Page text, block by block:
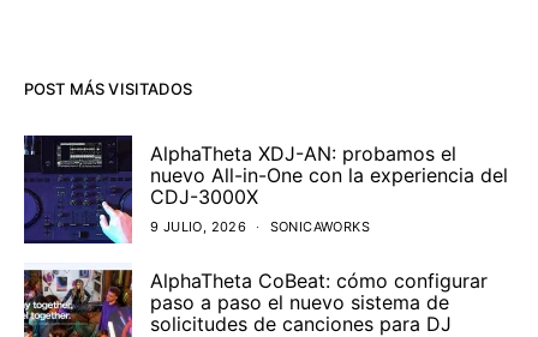
POST MÁS VISITADOS
AlphaTheta XDJ-AN: probamos el
nuevo All-in-One con la experiencia del
CDJ-3000X
9 JULIO, 2026 SONICAWORKS
AlphaTheta CoBeat: cómo configurar
paso a paso el nuevo sistema de
solicitudes de canciones para DJ